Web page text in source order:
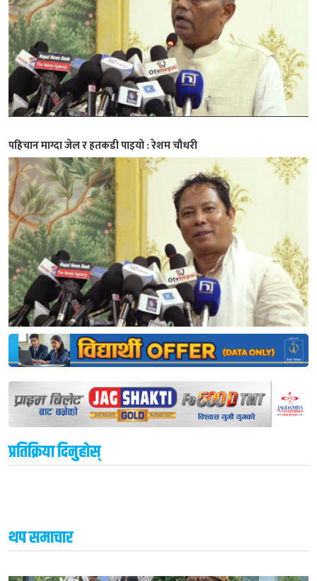
पहिचान माग्दा जेल र हतकडी पाइयो : रेशम चौधरी
प्रतिक्रिया दिनुहोस्
थप समाचार